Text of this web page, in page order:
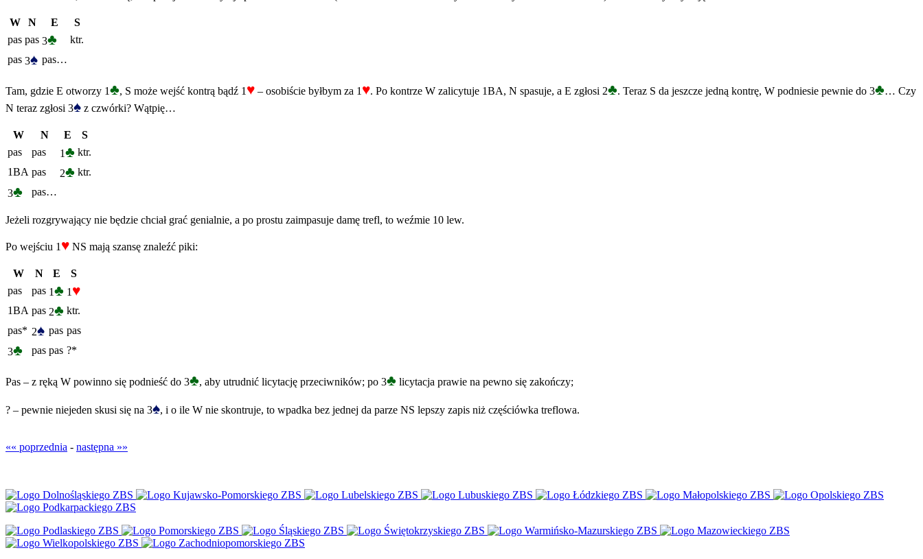
W N E
S
pas pas 3♣
ktr.
pas 3♠ pas…
Tam, gdzie E otworzy 1♣, S może wejść kontrą bądź 1 ♥ – osobiście byłbym za 1 ♥. Po kontrze W zalicytuje 1BA, N spasuje, a E zgłosi 2♣. Teraz S da jeszcze jedną kontrę, W podniesie pewnie do 3♣… Czy
N teraz zgłosi 3♠ z czwórki? Wątpię…
W N E
S
pas
pas 1♣ ktr.
1BA pas 2♣ ktr.
3♣ pas…
Jeżeli rozgrywający nie będzie chciał grać genialnie, a po prostu zaimpasuje damę trefl, to weźmie 10 lew.
Po wejściu 1 ♥ NS mają szansę znaleźć piki:
W N E
S
pas
pas 1♣ 1 ♥
1BA pas 2♣ ktr.
pas* 2♠ pas pas
3♣ pas pas ?*
Pas – z ręką W powinno się podnieść do 3♣, aby utrudnić licytację przeciwników; po 3♣ licytacja prawie na pewno się zakończy;
? – pewnie niejeden skusi się na 3♠, i o ile W nie skontruje, to wpadka bez jednej da parze NS lepszy zapis niż częściówka treflowa.
«« poprzednia - następna »»